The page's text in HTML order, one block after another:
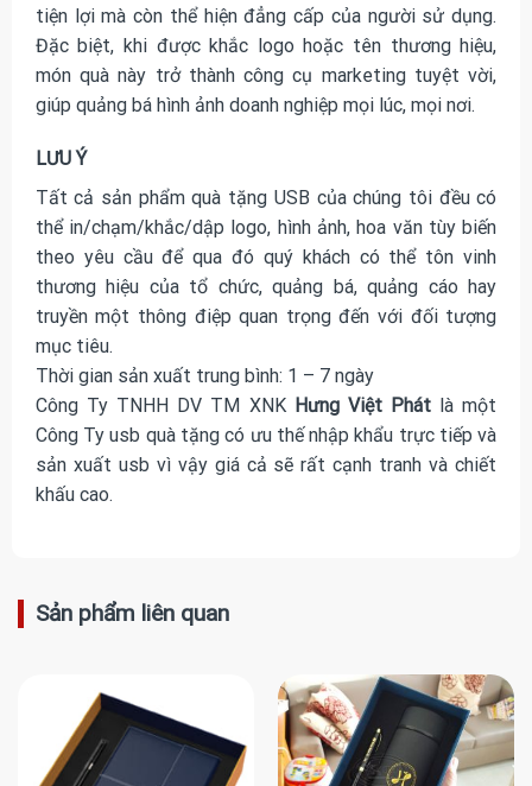
tiện lợi mà còn thể hiện đẳng cấp của người sử dụng.
Đặc biệt, khi được khắc logo hoặc tên thương hiệu,
món quà này trở thành công cụ marketing tuyệt vời,
giúp quảng bá hình ảnh doanh nghiệp mọi lúc, mọi nơi.
LƯU Ý
Tất cả sản phẩm quà tặng USB của chúng tôi đều có
thể in/chạm/khắc/dập logo, hình ảnh, hoa văn tùy biến
theo yêu cầu để qua đó quý khách có thể tôn vinh
thương hiệu của tổ chức, quảng bá, quảng cáo hay
truyền một thông điệp quan trọng đến với đối tượng
mục tiêu.
Thời gian sản xuất trung bình: 1 – 7 ngày
Công Ty TNHH DV TM XNK Hưng Việt Phát là một
Công Ty usb quà tặng có ưu thế nhập khẩu trực tiếp và
sản xuất usb vì vậy giá cả sẽ rất cạnh tranh và chiết
khấu cao.
Sản phẩm liên quan